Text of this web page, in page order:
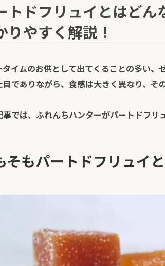
トドフリュイとはど
りやすく解説！
タイムのお供として出てくることの多い
目でありながら、食感は大きく異なり、そ
では、 ふれんちハンターがパートドフリ
そもパートドフリュイ